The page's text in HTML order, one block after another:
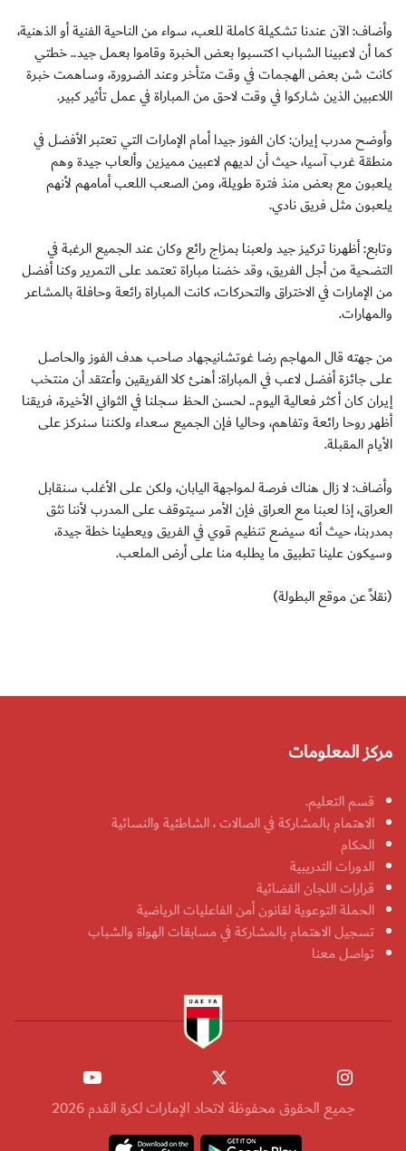
وأضاف: الآن عندنا تشكيلة كاملة للعب، سواء من الناحية الفنية أو الذهنية،
كما أن لاعبينا الشباب اكتسبوا بعض الخبرة وقاموا بعمل جيد.. خطتي
كانت شن بعض الهجمات في وقت متأخر وعند الضرورة، وساهمت خبرة
اللاعبين الذين شاركوا في وقت لاحق من المباراة في عمل تأثير كبير.
وأوضح مدرب إيران: كان الفوز جيدا أمام الإمارات التي تعتبر الأفضل في
منطقة غرب آسيا، حيث أن لديهم لاعبين مميزين وألعاب جيدة وهم
يلعبون مع بعض منذ فترة طويلة، ومن الصعب اللعب أمامهم لأنهم
يلعبون مثل فريق نادي.
وتابع: أظهرنا تركيز جيد ولعبنا بمزاج رائع وكان عند الجميع الرغبة في
التضحية من أجل الفريق، وقد خضنا مباراة تعتمد على التمرير وكنا أفضل
من الإمارات في الاختراق والتحركات، كانت المباراة رائعة وحافلة بالمشاعر
والمهارات.
من جهته قال المهاجم رضا غوتشانيجهاد صاحب هدف الفوز والحاصل
على جائزة أفضل لاعب في المباراة: أهنئ كلا الفريقين وأعتقد أن منتخب
إيران كان أكثر فعالية اليوم.. لحسن الحظ سجلنا في الثواني الأخيرة، فريقنا
أظهر روحا رائعة وتفاهم، وحاليا فإن الجميع سعداء ولكننا سنركز على
الأيام المقبلة.
وأضاف: لا زال هناك فرصة لمواجهة اليابان، ولكن على الأغلب سنقابل
العراق، إذا لعبنا مع العراق فإن الأمر سيتوقف على المدرب لأننا نثق
بمدربنا، حيث أنه سيضع تنظيم قوي في الفريق ويعطينا خطة جيدة،
وسيكون علينا تطبيق ما يطلبه منا على أرض الملعب.
(نقلاً عن موقع البطولة)
مركز المعلومات
قسم التعليم.
الاهتمام بالمشاركة في الصالات ، الشاطئية والنسائية
الحكام
الدورات التدريبية
قرارات اللجان القضائية
الحملة التوعوية لقانون أمن الفاعليات الرياضية
تسجيل الاهتمام بالمشاركة في مسابقات الهواة والشباب
تواصل معنا
جميع الحقوق محفوظة لاتحاد الإمارات لكرة القدم 2026